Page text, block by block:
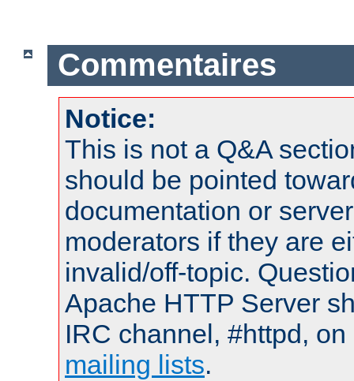
Commentaires
Notice:
This is not a Q&A
should be pointed
documentation or
moderators if they are
invalid/off-topic.
Apache HTTP Server
IRC channel, #httpd,
mailing lists.